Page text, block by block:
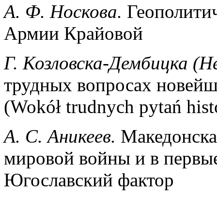
А. Ф. Носкова.
Армии Крайовой
Г. Козловска-Дембицка
трудных вопросах
(Wokół trudnych pytań
А. С. Аникеев.
мировой войны и в
Югославский фактор